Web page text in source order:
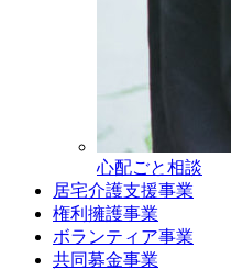
心配ごと相談
居宅介護支援事業
権利擁護事業
ボランティア事業
共同募金事業